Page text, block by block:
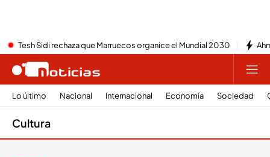
Tesh Sidi rechaza que Marruecos organice el Mundial 2030
Lo último Nacional Internacional Economía Sociedad
Cultura